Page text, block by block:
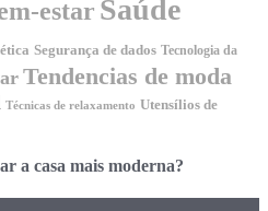
estar Saúde
Segurança de dados Tecnologia da
Tendencias de moda
Técnicas de relaxamento Utensílios de
a casa mais moderna?